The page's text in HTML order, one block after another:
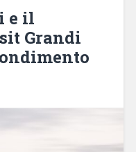
e il
Grandi